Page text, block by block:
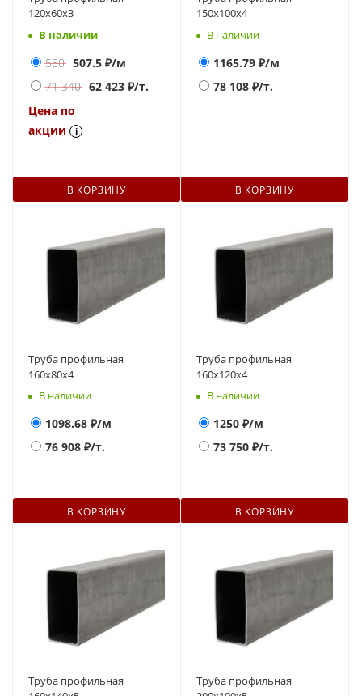
120х60х3
В наличии
580 507.5 ₽/м
71 340 62 423 ₽/т.
Цена по
акции
i
В КОРЗИНУ
150х100х4
В наличии
1165.79 ₽/м
78 108 ₽/т.
В КОРЗИНУ
Труба профильная
160х80х4
В наличии
1098.68 ₽/м
76 908 ₽/т.
В КОРЗИНУ
Труба профильная
160х120x4
В наличии
1250 ₽/м
73 750 ₽/т.
В КОРЗИНУ
Труба профильная
Труба профильная